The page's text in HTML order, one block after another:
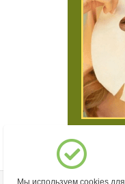
Мы используем cookies для